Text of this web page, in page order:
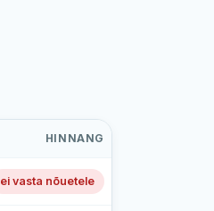
HINNANG
ei vasta nõuetele